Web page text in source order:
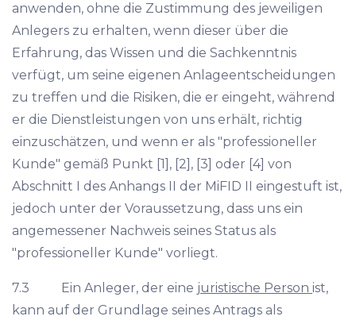
anwenden, ohne die Zustimmung des jeweiligen
Anlegers zu erhalten, wenn dieser über die
Erfahrung, das Wissen und die Sachkenntnis
verfügt, um seine eigenen Anlageentscheidungen
zu treffen und die Risiken, die er eingeht, während
er die Dienstleistungen von uns erhält, richtig
einzuschätzen, und wenn er als "professioneller
Kunde" gemäß Punkt [1], [2], [3] oder [4] von
Abschnitt I des Anhangs II der MiFID II eingestuft ist,
jedoch unter der Voraussetzung, dass uns ein
angemessener Nachweis seines Status als
"professioneller Kunde" vorliegt.
7.3 Ein Anleger, der eine juristische Person ist,
kann auf der Grundlage seines Antrags als